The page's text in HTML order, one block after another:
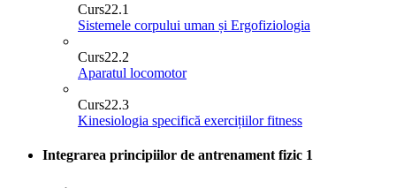
Curs22.1
Sistemele corpului uman și Ergofiziologia
Curs22.2
Aparatul locomotor
Curs22.3
Kinesiologia specifică exercițiilor fitness
Integrarea principiilor de antrenament fizic 1